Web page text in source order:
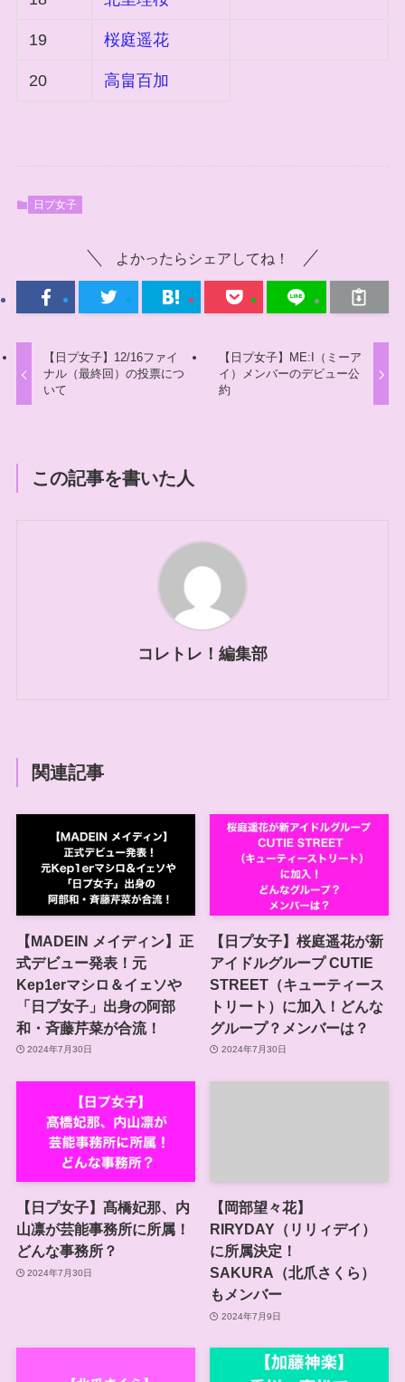
19 桜庭遥花
20 高畠百加
日プ女子
よかったらシェアしてね！
【日プ女子】12/16ファイ
ナル（最終回）の投票につ
いて
【日プ女子】ME:I（ミーア
イ）メンバーのデビュー公
約
この記事を書いた人
コレトレ！編集部
関連記事
【MADEIN メイディン】正
式デビュー発表！元
Kep1erマシロ＆イェソや
「日プ女子」出身の阿部
和・斉藤芹菜が合流！
2024年7月30日
【日プ女子】桜庭遥花が新
アイドルグループ CUTIE
STREET（キューティース
トリート）に加入！どんな
グループ？メンバーは？
2024年7月30日
【日プ女子】髙橋妃那、内
山凛が芸能事務所に所属！
どんな事務所？
2024年7月30日
【岡部望々花】
RIRYDAY（リリィデイ）
に所属決定！
SAKURA（北爪さくら）
もメンバー
2024年7月9日